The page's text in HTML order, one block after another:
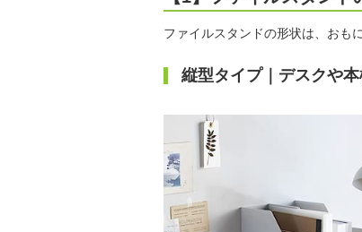
ファイルスタンドの形状は、おも
縦型タイプ｜デスクや